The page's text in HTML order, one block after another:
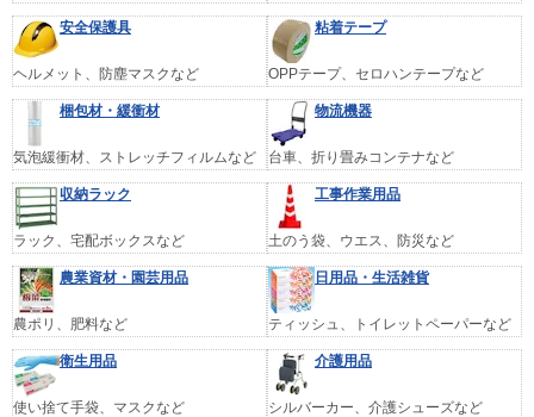
安全保護具
ヘルメット、防塵マスクなど
粘着テープ
OPPテープ、セロハンテープなど
梱包材・緩衝材
気泡緩衝材、ストレッチフィルムなど
物流機器
台車、折り畳みコンテナなど
収納ラック
ラック、宅配ボックスなど
工事作業用品
土のう袋、ウエス、防災など
農業資材・園芸用品
農ポリ、肥料など
日用品・生活雑貨
ティッシュ、トイレットペーパーなど
衛生用品
使い捨て手袋、マスクなど
介護用品
シルバーカー、介護シューズなど